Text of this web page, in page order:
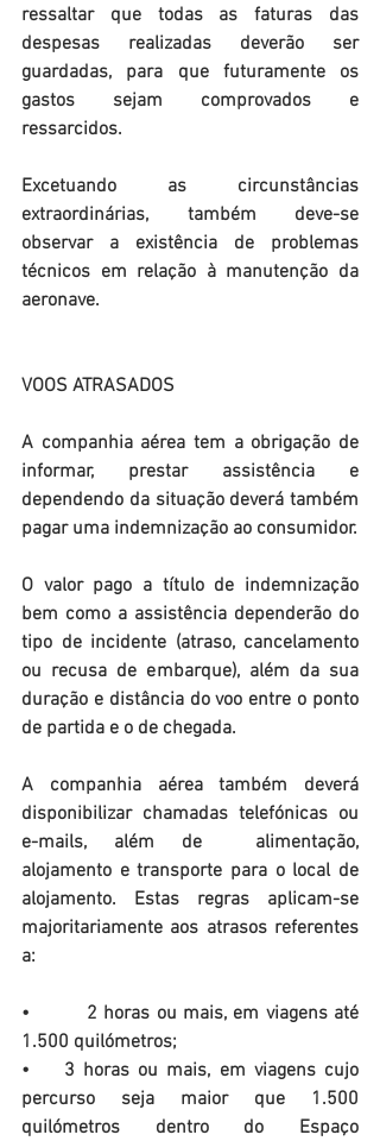
ressaltar que todas as faturas das
despesas realizadas deverão ser
guardadas, para que futuramente os
gastos sejam comprovados e
ressarcidos.
Excetuando as circunstâncias
extraordinárias, também deve-se
observar a existência de problemas
técnicos em relação à manutenção da
aeronave.
VOOS ATRASADOS
A companhia aérea tem a obrigação de
informar, prestar assistência e
dependendo da situação deverá também
pagar uma indemnização ao consumidor.
O valor pago a título de indemnização
bem como a assistência dependerão do
tipo de incidente (atraso, cancelamento
ou recusa de embarque), além da sua
duração e distância do voo entre o ponto
de partida e o de chegada.
A companhia aérea também deverá
disponibilizar chamadas telefónicas ou
e-mails, além de  alimentação,
alojamento e transporte para o local de
alojamento. Estas regras aplicam-se
majoritariamente aos atrasos referentes
a:
•         2 horas ou mais, em viagens até
1.500 quilómetros;
•    3 horas ou mais, em viagens cujo
percurso seja maior que 1.500
quilómetros dentro do Espaço